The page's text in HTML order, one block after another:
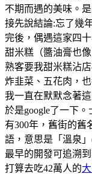
不期而遇的美味。
接先說結論:忘了幾
完後，偶遇這家四
甜米糕（醬油膏也
熟客要我甜米糕沾
炸韭菜、五花肉，
我一直在默默念著
於是google了一下
有300年，舊街的舊
語，意思是「溫泉
最早的開發可追溯
打算去吃42萬人的